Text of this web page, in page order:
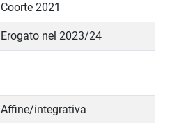
Coorte 2021
Erogato nel 2023/24
Affine/integrativa